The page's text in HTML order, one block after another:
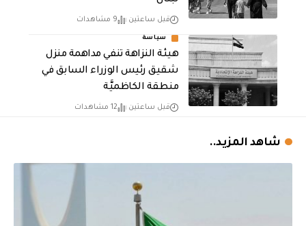
قبل ساعتين 9 مشاهدات
سياسة
هيئة النزاهة تنفي مداهمة منزل
شقيق رئيس الوزراء السابق في
منطقة الكاظميَّة
قبل ساعتين 12 مشاهدات
شاهد المزيد..